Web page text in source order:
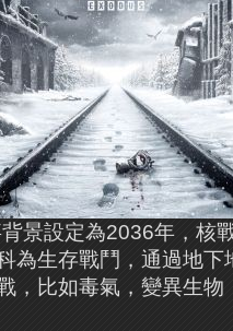
景設定為2036年，核
為生存戰鬥，通過地下
，比如毒氣，變異生物